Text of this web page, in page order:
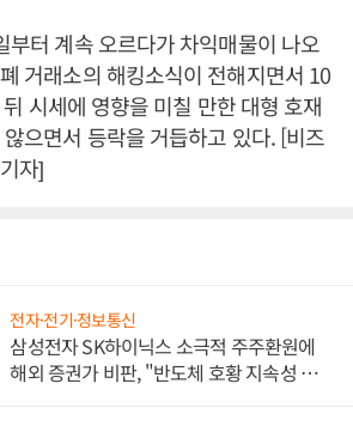
부터 계속 오르다가 차익매물이 나오
거래소의 해킹소식이 전해지면서 10
시세에 영향을 미칠 만한 대형 호재
으면서 등락을 거듭하고 있다. [비즈
자]
전자·전기·정보통신
삼성전자 SK하이닉스 소극적 주주환원에
해외 증권가 비판, "반도체 호황 지속성 의